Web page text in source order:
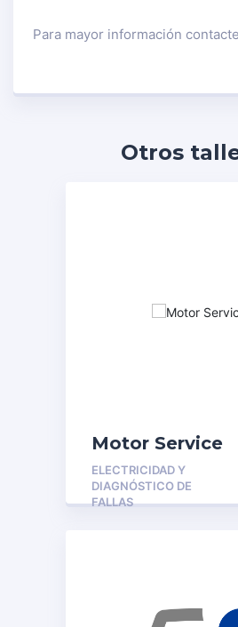
Para mayor información
Otros
Motor Service
ELECTRICIDAD Y
DIAGNÓSTICO DE
FALLAS